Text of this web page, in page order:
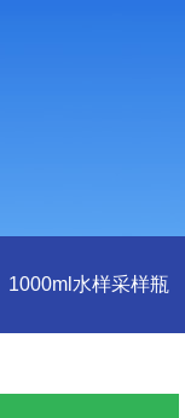
1000ml水样采样瓶